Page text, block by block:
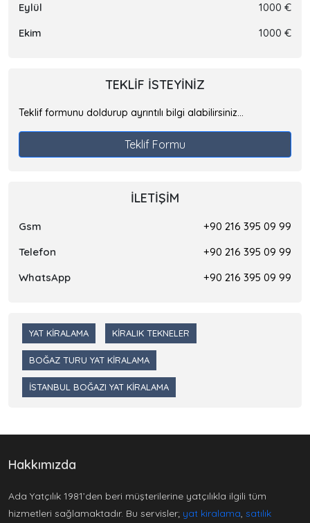
Eylül
1000 €
Ekim
1000 €
TEKLIF ISTEYINIZ
Teklif formunu doldurup ayrıntılı bilgi alabilirsiniz...
Teklif Formu
İLETIŞIM
Gsm
+90 216 395 09 99
Telefon
+90 216 395 09 99
WhatsApp
+90 216 395 09 99
YAT KIRALAMA KIRALIK TEKNELER
BOĞAZ TURU YAT KIRALAMA
İSTANBUL BOĞAZI YAT KIRALAMA
Hakkımızda
Ada Yatçılık 1981’den beri müşterilerine yatçılıkla ilgili tüm
hizmetleri sağlamaktadır. Bu servisler; yat kiralama, satılık